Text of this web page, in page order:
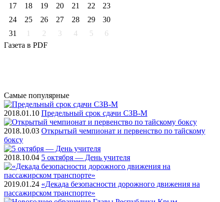
17
18 19 20 21 22
23
24
25 26 27 28 29
30
31
1 2 3 4 5
6
Газета в PDF
Самые популярные
2018.01.10 Предельный срок сдачи СЗВ-М
2018.10.03 Открытый чемпионат и первенство по тайскому
боксу
2018.10.04 5 октября — День учителя
2019.01.24 «Декада безопасности дорожного движения на
пассажирском транспорте»